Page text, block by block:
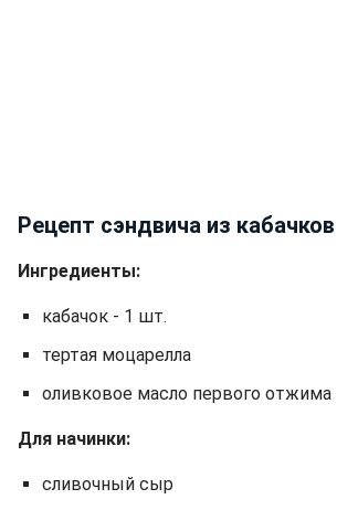
Рецепт сэндвича из кабачков
Ингредиенты:
кабачок - 1 шт.
тертая моцарелла
оливковое масло первого отжима
Для начинки:
сливочный сыр